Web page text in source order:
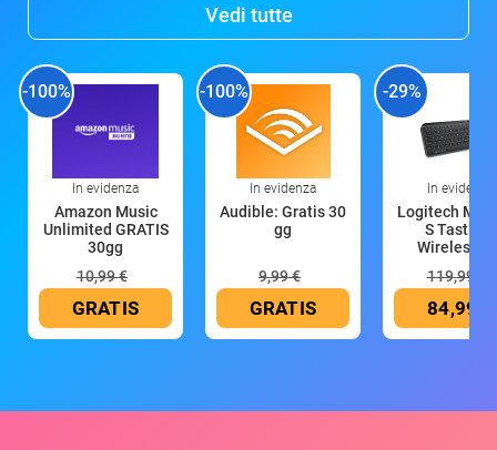
Vedi tutte
-100%
In evidenza
Amazon Music
Unlimited GRATIS
30gg
10,99 €
GRATIS
-100%
In evidenza
Audible: Gratis 30
gg
9,99 €
GRATIS
-29%
In evidenza
Logitech MX
S Tastiera
Wireless
119,99 €
84,99 €